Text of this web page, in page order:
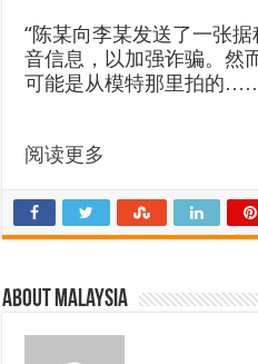
“陈某向李某发送了一张
音信息，以加强诈骗。然
可能是从模特那里拍的
阅读更多
About Malaysia